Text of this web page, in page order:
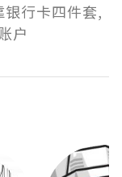
行卡四件套,
户